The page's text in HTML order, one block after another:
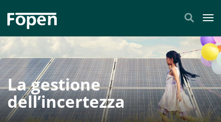
La gestione
dell’incertezza